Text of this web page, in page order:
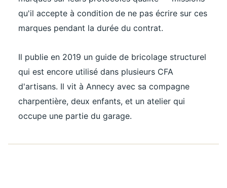
qu'il accepte à condition de ne pas écrire sur ces
marques pendant la durée du contrat.
Il publie en 2019 un guide de bricolage structurel
qui est encore utilisé dans plusieurs CFA
d'artisans. Il vit à Annecy avec sa compagne
charpentière, deux enfants, et un atelier qui
occupe une partie du garage.